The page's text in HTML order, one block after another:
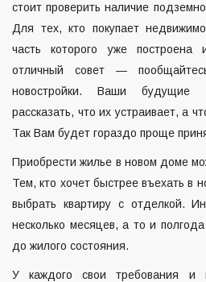
стоит проверить наличие
Для тех, кто покупает
часть которого уже построена
отличный совет —
новостройки. Ваши будущие
рассказать, что их устраивает, а
Так Вам будет гораздо проще
Приобрести жилье в новом доме
Тем, кто хочет быстрее въехать в
выбрать квартиру с отделкой.
несколько месяцев, а то и
до жилого состояния.
У каждого свои требования и